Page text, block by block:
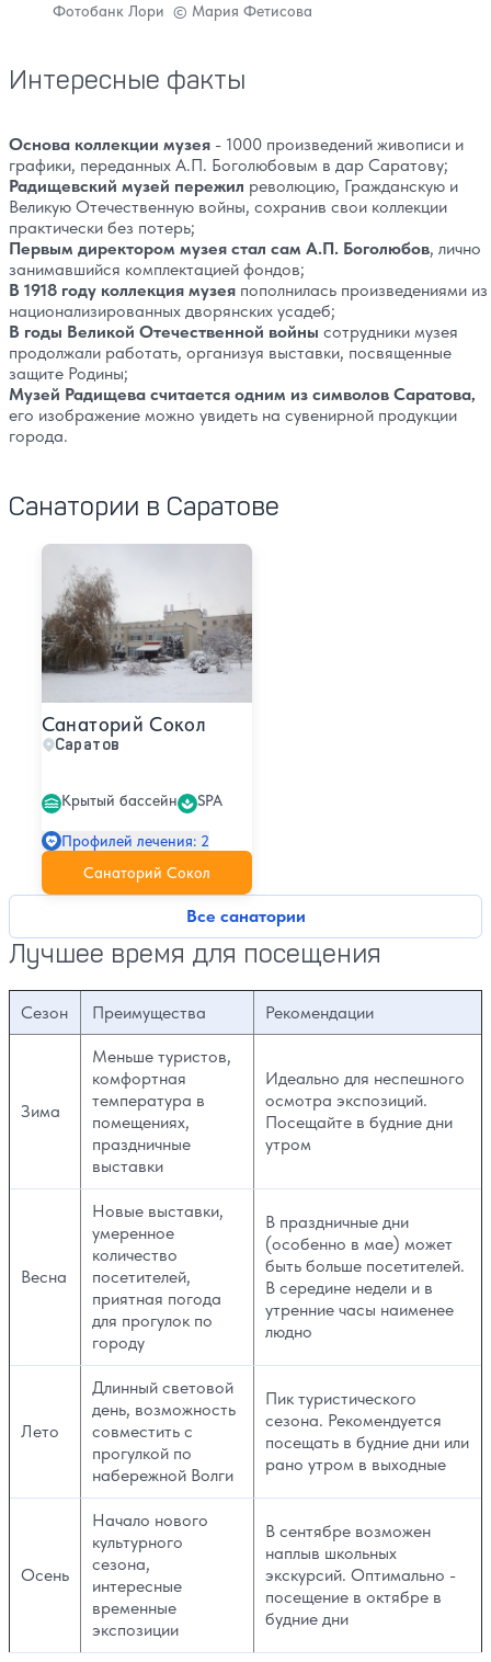
Фотобанк Лори © Мария Фетисова
Интересные факты
Основа коллекции музея - 1000 произведений живописи и
графики, переданных А.П. Боголюбовым в дар Саратову;
Радищевский музей пережил революцию, Гражданскую и
Великую Отечественную войны, сохранив свои коллекции
практически без потерь;
Первым директором музея стал сам А.П. Боголюбов, лично
занимавшийся комплектацией фондов;
В 1918 году коллекция музея пополнилась произведениями из
национализированных дворянских усадеб;
В годы Великой Отечественной войны сотрудники музея
продолжали работать, организуя выставки, посвященные
защите Родины;
Музей Радищева считается одним из символов Саратова,
его изображение можно увидеть на сувенирной продукции
города.
Санатории в Саратове
Все санатории
Санаторий Сокол
Саратов
Крытый бассейн SPA
Профилей лечения: 2
Санаторий Сокол
Санаторий Сокол
Лучшее время для посещения
Сезон Преимущества Рекомендации
Зима
Меньше туристов,
комфортная
температура в
помещениях,
праздничные
выставки
Идеально для неспешного
осмотра экспозиций.
Посещайте в будние дни
утром
Весна
Новые выставки,
умеренное
количество
посетителей,
приятная погода
для прогулок по
городу
В праздничные дни
(особенно в мае) может
быть больше посетителей.
В середине недели и в
утренние часы наименее
людно
Лето
Длинный световой
день, возможность
совместить с
прогулкой по
набережной Волги
Пик туристического
сезона. Рекомендуется
посещать в будние дни или
рано утром в выходные
Осень
Начало нового
культурного
сезона,
интересные
временные
экспозиции
В сентябре возможен
наплыв школьных
экскурсий. Оптимально -
посещение в октябре в
будние дни